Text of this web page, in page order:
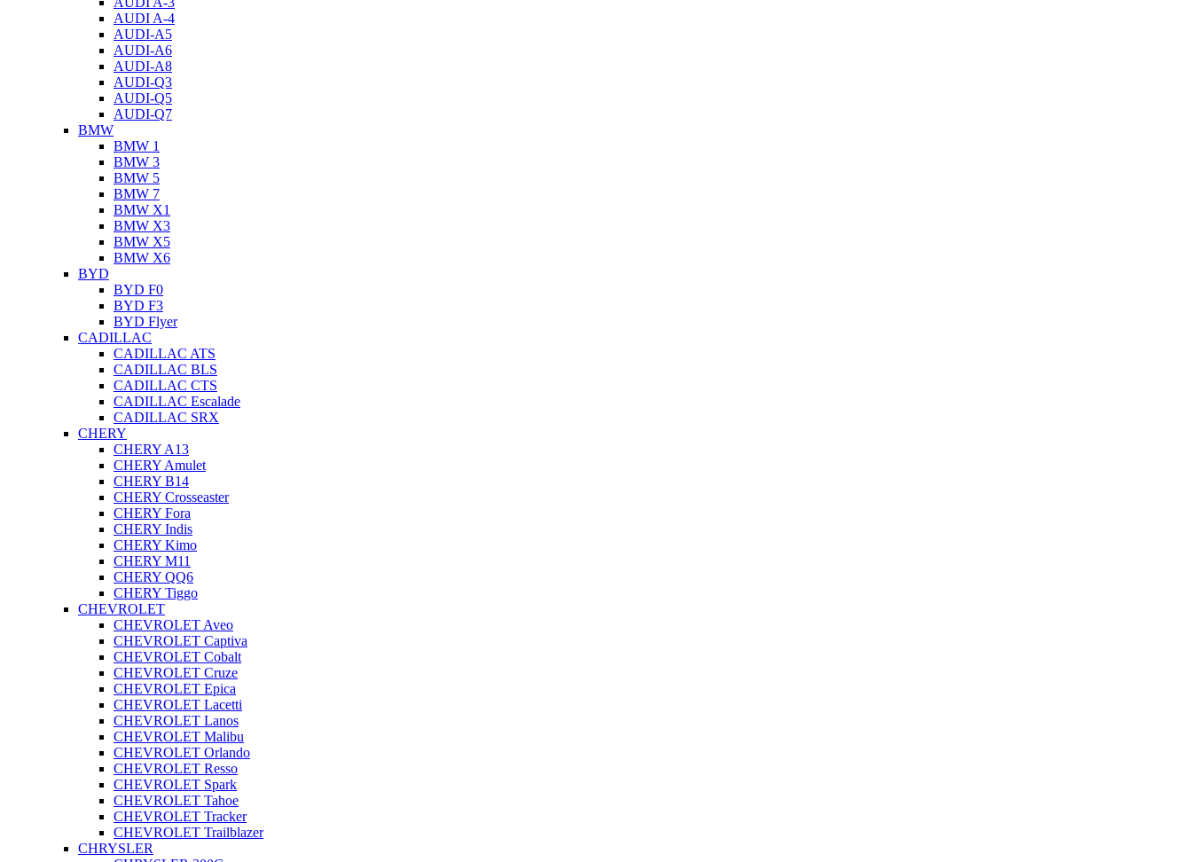
AUDI A-4
AUDI-A5
AUDI-A6
AUDI-A8
AUDI-Q3
AUDI-Q5
AUDI-Q7
BMW
BMW 1
BMW 3
BMW 5
BMW 7
BMW X1
BMW X3
BMW X5
BMW X6
BYD
BYD F0
BYD F3
BYD Flyer
CADILLAC
CADILLAC ATS
CADILLAC BLS
CADILLAC CTS
CADILLAC Escalade
CADILLAC SRX
CHERY
CHERY A13
CHERY Amulet
CHERY B14
CHERY Crosseaster
CHERY Fora
CHERY Indis
CHERY Kimo
CHERY M11
CHERY QQ6
CHERY Tiggo
CHEVROLET
CHEVROLET Aveo
CHEVROLET Captiva
CHEVROLET Cobalt
CHEVROLET Cruze
CHEVROLET Epica
CHEVROLET Lacetti
CHEVROLET Lanos
CHEVROLET Malibu
CHEVROLET Orlando
CHEVROLET Resso
CHEVROLET Spark
CHEVROLET Tahoe
CHEVROLET Tracker
CHEVROLET Trailblazer
CHRYSLER